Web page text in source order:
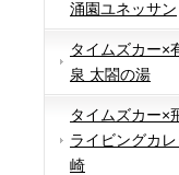
涌園ユネッサン
タイムズカー×
泉 太閤の湯
タイムズカー×
ライビングカレ
崎